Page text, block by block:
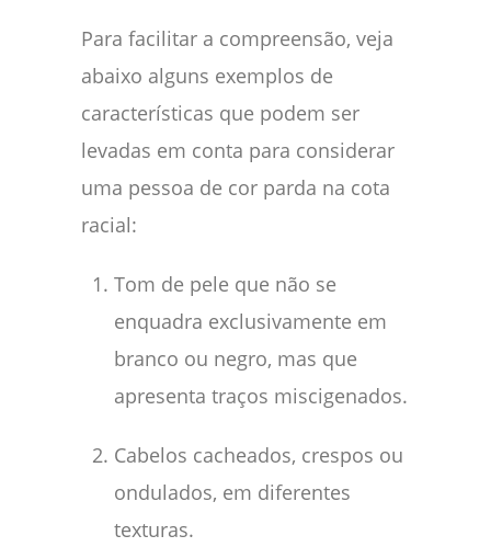
Para facilitar a compreensão, veja
abaixo alguns exemplos de
características que podem ser
levadas em conta para considerar
uma pessoa de cor parda na cota
racial:
Tom de pele que não se
enquadra exclusivamente em
branco ou negro, mas que
apresenta traços miscigenados.
Cabelos cacheados, crespos ou
ondulados, em diferentes
texturas.